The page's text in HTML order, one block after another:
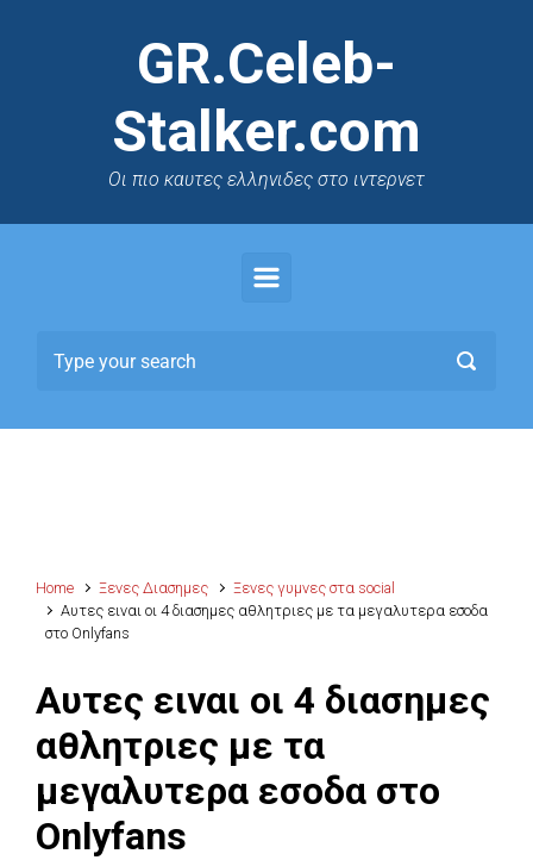
GR.Celeb-
Stalker.com
Oι πιο καυτες ελληνιδες στο ιντερνετ
Home Ξενες Διασημες
Ξενες γυμνες στα social
Αυτες ειναι οι 4 διασημες αθλητριες με τα μεγαλυτερα εσοδα
στο Onlyfans
Αυτες ειναι οι 4 διασημες
αθλητριες με τα
μεγαλυτερα εσοδα στο
Onlyfans